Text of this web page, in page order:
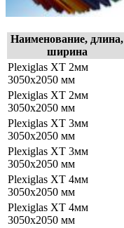
Наименование, длина,
ширина
Plexiglas XT 2мм
3050х2050 мм
Plexiglas XT 2мм
3050х2050 мм
Plexiglas XT 3мм
3050х2050 мм
Plexiglas XT 3мм
3050х2050 мм
Plexiglas XT 4мм
3050х2050 мм
Plexiglas XT 4мм
3050х2050 мм